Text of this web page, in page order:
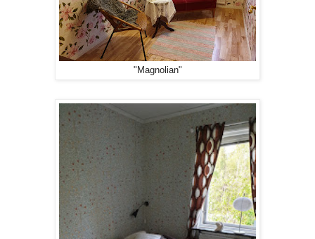
"Magnolian"